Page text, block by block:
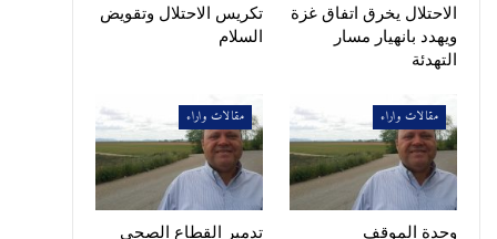
الاحتلال يخرق اتفاق غزة
ويهدد بانهيار مسار
التهدئة
تكريس الاحتلال وتقويض
السلام
مقالات واراء
وحدة الموقف
مقالات واراء
تدمير القطاع الصحي